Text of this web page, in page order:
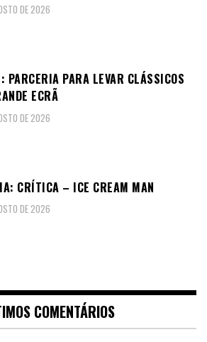
DE 2026
PARCERIA PARA LEVAR CLÁSSICOS
ECRÃ
DE 2026
CRÍTICA – ICE CREAM MAN
DE 2026
COMENTÁRIOS